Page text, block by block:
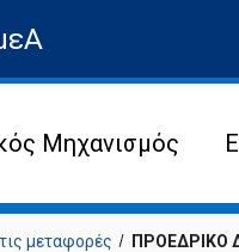
Μηχανισμός
μεταφορές ΠΡΟΕΔΡΙΚΟ